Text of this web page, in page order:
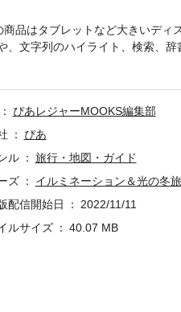
商品はタブレットなど大きいディ
、文字列のハイライト、検索、
り画像に掲載されている一部の記
ワード」のランキングを誌上に
南の宝石など、作り手による見
産、日本百名月といった夜の絶
ミネーションランキング【 巻頭
全ガイド【 特集2 】日本夜景遺
ぴあレジャーMOOKS編集部
ぴあ
ル
旅行・地図・ガイド
ズ
イルミネーション＆光の冬
配信開始日
2022/11/11
ルサイズ
40.07 MB